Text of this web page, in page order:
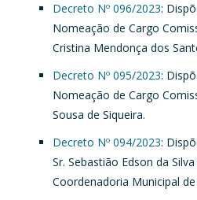
Decreto Nº 096/2023:
Nomeação de Cargo
Cristina Mendonça dos
Decreto Nº 095/2023:
Nomeação de Cargo
Sousa de Siqueira.
Decreto Nº 094/2023:
Sr. Sebastião Edson da
Coordenadoria Municipal